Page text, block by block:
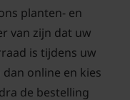
hechten.
samen
bezorgen.
snoeien en
planten- en
van zijn dat uw
is tijdens uw
dan online en kies
de bestelling